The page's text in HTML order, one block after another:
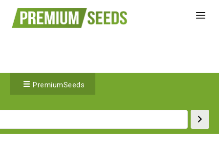
PremiumSeeds